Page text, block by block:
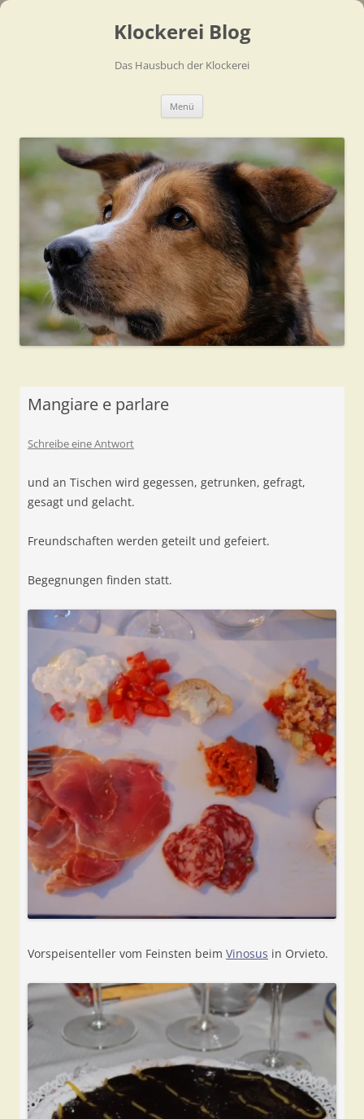
Klockerei Blog
Das Hausbuch der Klockerei
Menü
Mangiare e parlare
Schreibe eine Antwort
und an Tischen wird gegessen, getrunken, gefragt,
gesagt und gelacht.
Freundschaften werden geteilt und gefeiert.
Begegnungen finden statt.
Vorspeisenteller vom Feinsten beim Vinosus in Orvieto.